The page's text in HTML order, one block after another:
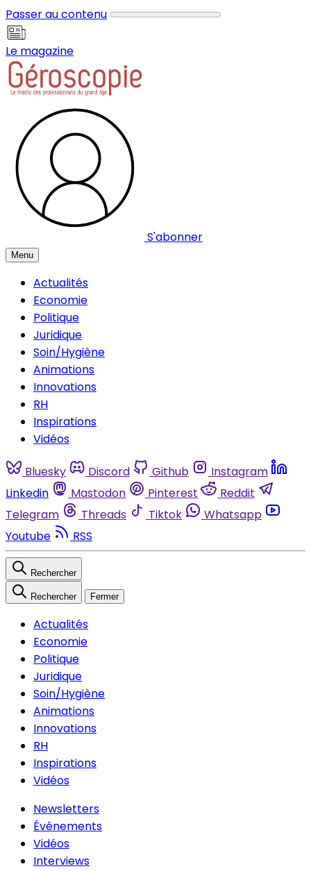
Passer au contenu
Le magazine
S'abonner
Menu
Actualités
Economie
Politique
Juridique
Soin/Hygiène
Animations
Innovations
RH
Inspirations
Vidéos
Bluesky Discord Github
Instagram
Linkedin
Mastodon Pinterest
Reddit
Telegram
Threads Tiktok
Whatsapp
Youtube
RSS
Rechercher
Rechercher Fermer
Actualités
Economie
Politique
Juridique
Soin/Hygiène
Animations
Innovations
RH
Inspirations
Vidéos
Newsletters
Événements
Vidéos
Interviews
Panneau de gestion des cookies